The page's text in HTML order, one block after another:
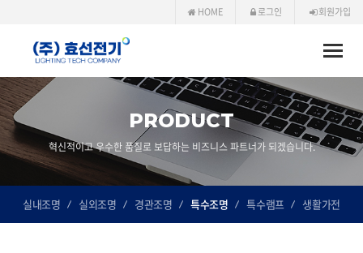
HOME 로그인 회원가입
Toggle
PRODUCT
혁신적이고 우수한 품질로 보답하는 비즈니스 파트너가 되겠습니다.
실내조명 실외조명 경관조명 특수조명 특수램프 생활가전